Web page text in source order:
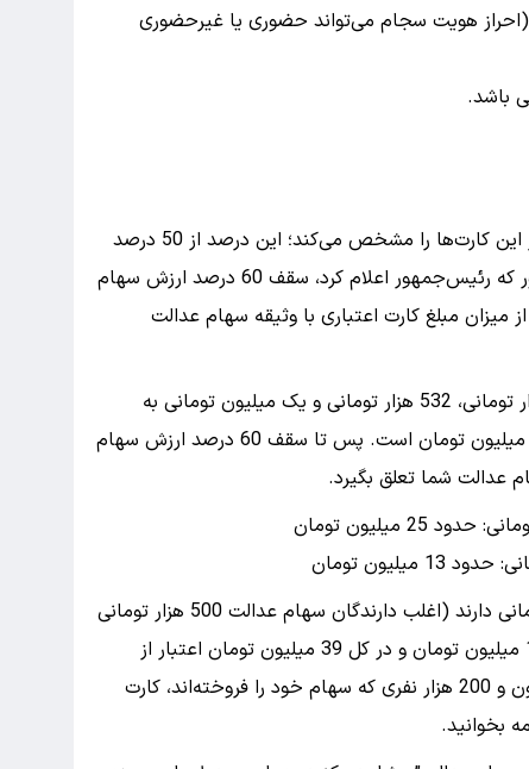
هویت سجام می‌تواند حضوری یا غیرحضوری
باشد.
هر بانک بسته به سطح پوشش ریسک خود درصد اعتبار این کارت‌ها را مشخص می‌کند؛ این درصد از 50 درصد
ارزش روز دارایی فرد تا 100 درصد متغیر است. اما آنطور که رئیس‌جمهور اعلام کرد، سقف 60 درصد ارزش سهام
میزان مبلغ کارت اعتباری با وثیقه سهام عدالت
در ابتدای اردیبهشت 1404، ارزش سهام عدالت 492 هزار تومانی، 532 هزار تومانی و یک میلیون تومانی به
ترتیب حدود 21 میلیون تومان، 22 میلیون تومان و 42 میلیون تومان است. پس تا سقف 60 درصد ارزش سهام
عدالت شما تعلق بگیرد.
میلیون تومان
یعنی اگر در خانواده‌ای، 3 نفر سهام عدالت 500 هزار تومانی دارند (اغلب دارندگان سهام عدالت 500 هزار تومانی
هستند) و آن را نفروخته‌اند، می‌توانند به ازای هر نفر، 13 میلیون تومان و در کل 39 میلیون تومان اعتبار از
بانکشان بگیرند. البته از مجموع 49 میلیون نفر، 3 میلیون و 200 هزار نفری که سهام خود را فروخته‌اند، کارت
بخوانید.